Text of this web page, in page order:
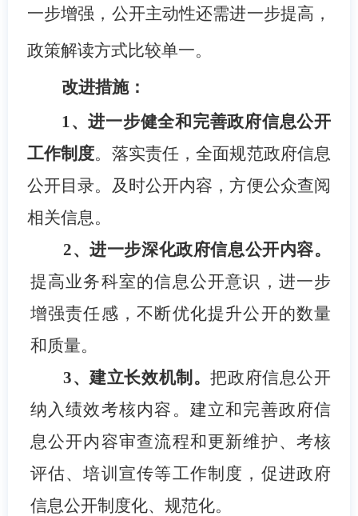
一步增强，公开主动性还需进一步提高，
政策解读方式比较单一。
改进措施：
1、进一步健全和完善政府信息公开
工作制度。落实责任，全面规范政府信息
公开目录。及时公开内容，方便公众查阅
相关信息。
2、进一步深化政府信息公开内容。
提高业务科室的信息公开意识，进一步
增强责任感，不断优化提升公开的数量
和质量。
3、建立长效机制。把政府信息公开
纳入绩效考核内容。建立和完善政府信
息公开内容审查流程和更新维护、考核
评估、培训宣传等工作制度，促进政府
信息公开制度化、规范化。